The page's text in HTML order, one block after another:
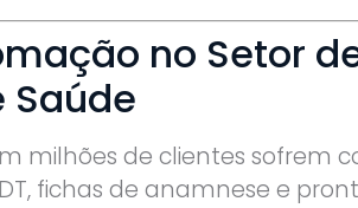
no Setor
Saúde
milhões de clientes sofrem
fichas de anamnese e